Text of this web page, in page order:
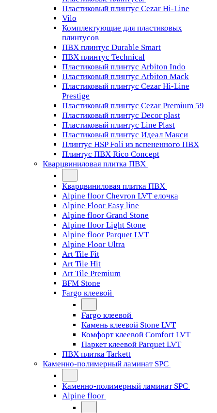
Пластиковый плинтус Cezar Hi-Line
Vilo
Комплектующие для пластиковых
плинтусов
ПВХ плинтус Durable Smart
ПВХ плинтус Technical
Пластиковый плинтус Arbiton Indo
Пластиковый плинтус Arbiton Mack
Пластиковый плинтус Cezar Hi-Line
Prestige
Пластиковый плинтус Cezar Premium 59
Пластиковый плинтус Decor plast
Пластиковый плинтус Line Plast
Пластиковый плинтус Идеал Макси
Плинтус HSP Foli из вспененного ПВХ
Плинтус ПВХ Rico Concept
Кварцвиниловая плитка ПВХ
Кварцвиниловая плитка ПВХ
Alpine floor Chevron LVT елочка
Alpine Floor Easy line
Alpine floor Grand Stone
Alpine floor Light Stone
Alpine floor Parquet LVT
Alpine Floor Ultra
Art Tile Fit
Art Tile Hit
Art Tile Premium
BFM Stone
Fargo клеевой
Fargo клеевой
Камень клеевой Stone LVT
Комфорт клеевой Comfort LVT
Паркет клеевой Parquet LVT
ПВХ плитка Tarkett
Каменно-полимерный ламинат SPC
Каменно-полимерный ламинат SPC
Alpine floor